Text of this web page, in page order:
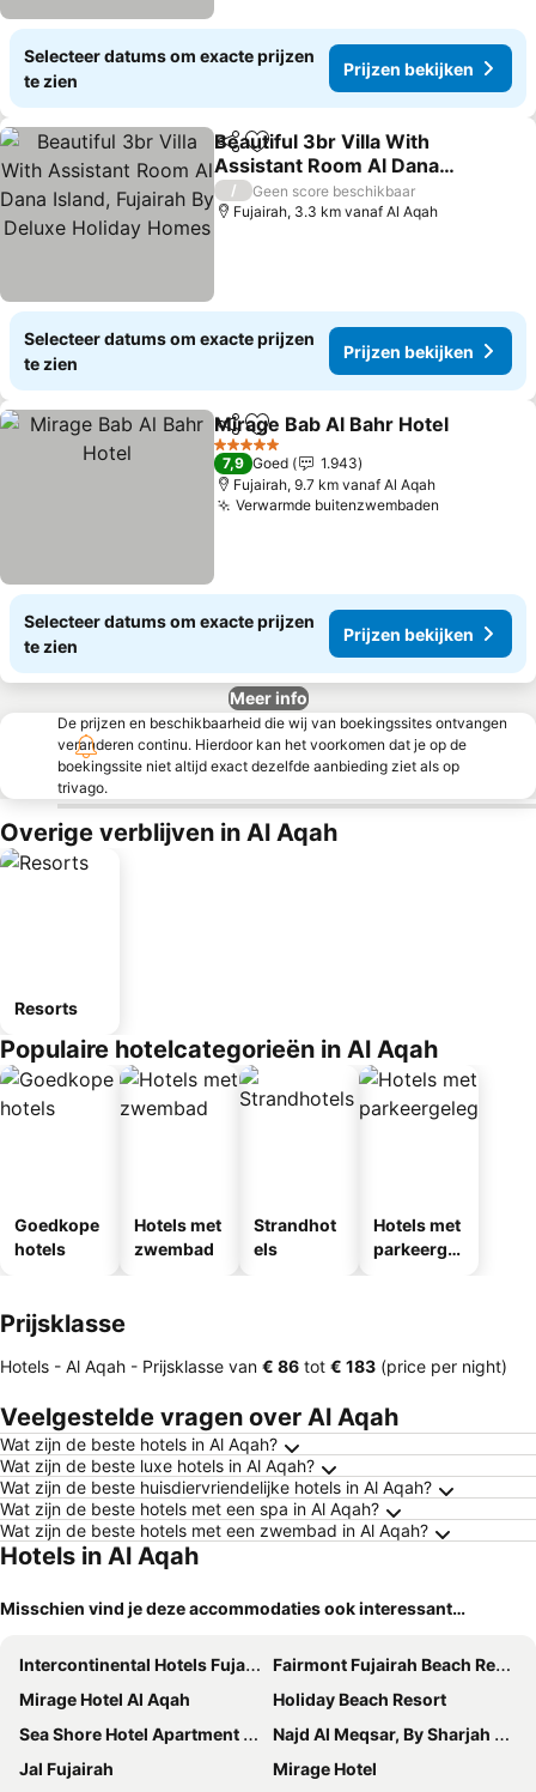
Selecteer datums om exacte prijzen
te zien
Prijzen bekijken
DelenToevoegen aan favorieten
Beautiful 3br Villa With
Assistant Room Al Dana
Island, Fujairah By Deluxe
Holiday Homes
Prijzen bekijken
/
Geen score beschikbaar
Fujairah, 3.3 km vanaf Al Aqah
Selecteer datums om exacte prijzen
te zien
Prijzen bekijken
DelenToevoegen aan favorieten
Mirage Bab Al Bahr Hotel
5 Sterren
7,9 Goed
1.943
Fujairah, 9.7 km vanaf Al Aqah
Verwarmde buitenzwembaden
Selecteer datums om exacte prijzen
te zien
Prijzen bekijken
Meer info
De prijzen en beschikbaarheid die wij van boekingssites ontvangen
veranderen continu. Hierdoor kan het voorkomen dat je op de
boekingssite niet altijd exact dezelfde aanbieding ziet als op
trivago.
Overige verblijven in Al Aqah
Resorts
Populaire hotelcategorieën in Al Aqah
Goedkope
hotels
Hotels met
zwembad
Strandhot
els
Hotels met
parkeergel
Prijsklasse
Hotels - Al Aqah - Prijsklasse van ‎€ 86 tot ‎€ 183 (price per night)
Veelgestelde vragen over Al Aqah
Wat zijn de beste hotels in Al Aqah?
Wat zijn de beste luxe hotels in Al Aqah?
Wat zijn de beste huisdiervriendelijke hotels in Al Aqah?
Wat zijn de beste hotels met een spa in Al Aqah?
Wat zijn de beste hotels met een zwembad in Al Aqah?
Hotels in Al Aqah
Misschien vind je deze accommodaties ook interessant…
Intercontinental Hotels Fujairah Resort By Ihg
Fairmont Fujairah Beach Resort
Mirage Hotel Al Aqah
Holiday Beach Resort
Sea Shore Hotel Apartment Khorfakkan
Najd Al Meqsar, By Sharjah Collection - Adults Only
Jal Fujairah
Mirage Hotel